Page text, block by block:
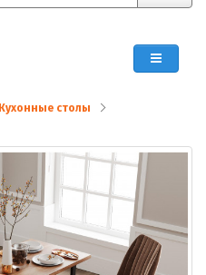
Кухонные столы